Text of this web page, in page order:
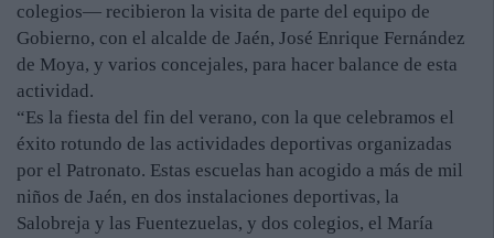
colegios— recibieron la visita de parte del equipo de
Gobierno, con el alcalde de Jaén, José Enrique Fernández
de Moya, y varios concejales, para hacer balance de esta
actividad.
“Es la fiesta del fin del verano, con la que celebramos el
éxito rotundo de las actividades deportivas organizadas
por el Patronato. Estas escuelas han acogido a más de mil
niños de Jaén, en dos instalaciones deportivas, la
Salobreja y las Fuentezuelas, y dos colegios, el María